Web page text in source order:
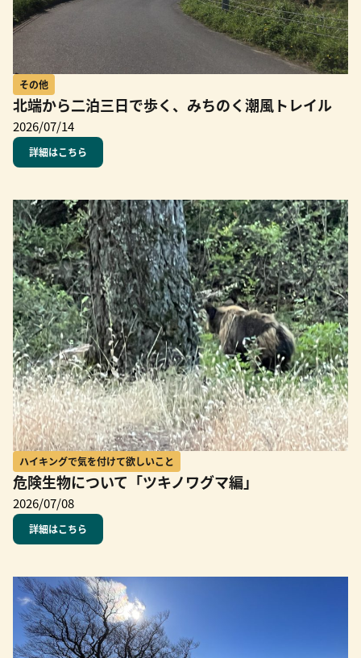
その他
北端から二泊三日で歩く、みちのく潮風トレイル
2026/07/14
詳細はこちら
ハイキングで気を付けて欲しいこと
危険生物について「ツキノワグマ編」
2026/07/08
詳細はこちら